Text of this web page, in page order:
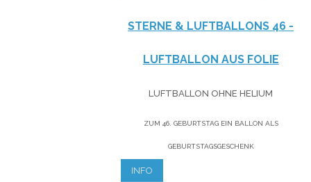
STERNE & LUFTBALLONS 46 -
LUFTBALLON AUS FOLIE
LUFTBALLON OHNE HELIUM
ZUM 46. GEBURTSTAG EIN BALLON ALS
GEBURTSTAGSGESCHENK
INFO